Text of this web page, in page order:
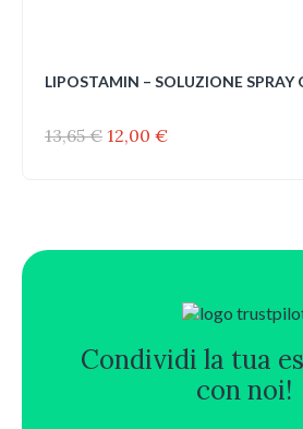
LIPOSTAMIN – SOLUZIONE SPRAY
13,65€ Il
12,00 €Il
Condividi la tua
con noi!